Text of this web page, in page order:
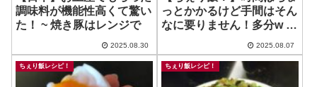
調味料が機能性高くて驚い
た！ ~ 焼き豚はレンジで
2025.08.30
っとかかるけど手間はそん
なに要りません！多分w ~
2025.08.07
ちぇり飯レシピ！ ちぇり飯レシピ！